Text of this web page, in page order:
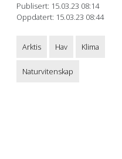
Publisert: 15.03.23 08:14
Oppdatert: 15.03.23 08:44
Arktis Hav Klima
Naturvitenskap